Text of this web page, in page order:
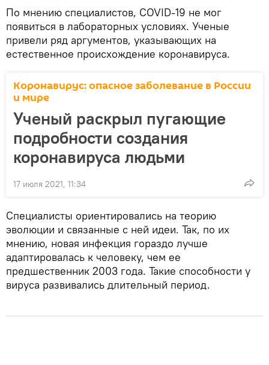
По мнению специалистов, COVID-19 не мог
появиться в лабораторных условиях. Ученые
привели ряд аргументов, указывающих на
естественное происхождение коронавируса.
Коронавирус: опасное заболевание в России
и мире
Ученый раскрыл пугающие
подробности создания
коронавируса людьми
17 июля 2021, 11:34
Специалисты ориентировались на теорию
эволюции и связанные с ней идеи. Так, по их
мнению, новая инфекция гораздо лучше
адаптировалась к человеку, чем ее
предшественник 2003 года. Такие способности у
вируса развивались длительный период.